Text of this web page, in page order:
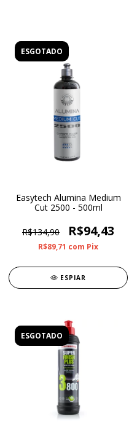
ESGOTADO
Easytech Alumina Medium
Cut 2500 - 500ml
R$134,90 R$94,43
R$89,71 com Pix
ESPIAR
ESGOTADO